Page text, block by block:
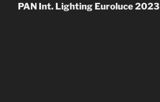
PAN Int. Lighting Euroluce 2023